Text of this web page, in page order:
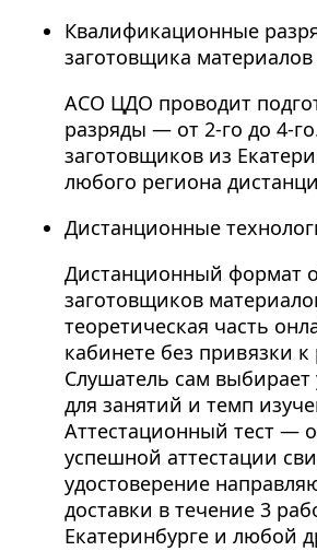
Квалификационные
заготовщика материалов
АСО ЦДО проводит
разряды — от 2-го до 4-
заготовщиков из
любого региона
Дистанционные
Дистанционный формат
заготовщиков
теоретическая часть
кабинете без привязки
Слушатель сам выбирает
для занятий и темп
Аттестационный тест —
успешной аттестации
удостоверение
доставки в течение 3
Екатеринбурге и любой